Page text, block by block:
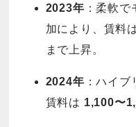
2023年 ：柔軟
加により、賃料
まで上昇。
2024年 ：ハイ
賃料は 1,100〜